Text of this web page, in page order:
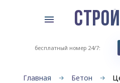
бесплатный номер 24/7:
Главная Бетон